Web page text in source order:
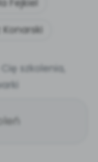
Fejkiel
Konarski
szkolenia,